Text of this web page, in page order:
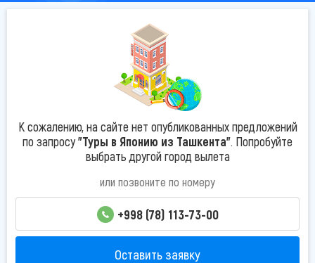
К сожалению, на сайте нет опубликованных предложений
по запросу"Туры в Японию из Ташкента". Попробуйте
выбрать другой город вылета
или позвоните по номеру
+998 (78) 113-73-00
Оставить заявку